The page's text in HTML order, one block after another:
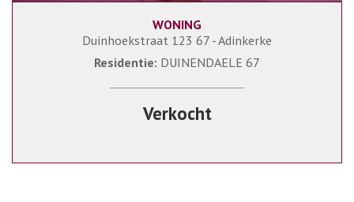
63 m² 3
WONING
Duinhoekstraat 123 67 - Adinkerke
Residentie: DUINENDAELE 67
Verkocht